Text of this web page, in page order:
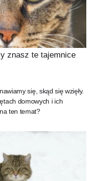
znasz te tajemnice
się, skąd się wzięły.
domowych i ich
ten temat?